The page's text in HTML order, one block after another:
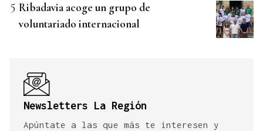
Ribadavia acoge un grupo de
voluntariado internacional
Newsletters La Región
Apúntate a las que más te interesen y